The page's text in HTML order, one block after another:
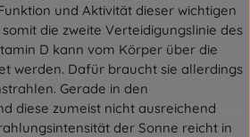
und Aktivität dieser wichtigen
die zweite Verteidigungslinie des
D kann vom Körper über die
werden. Dafür braucht sie allerdings
Gerade in den
diese zumeist nicht ausreichend
der Sonne reicht in